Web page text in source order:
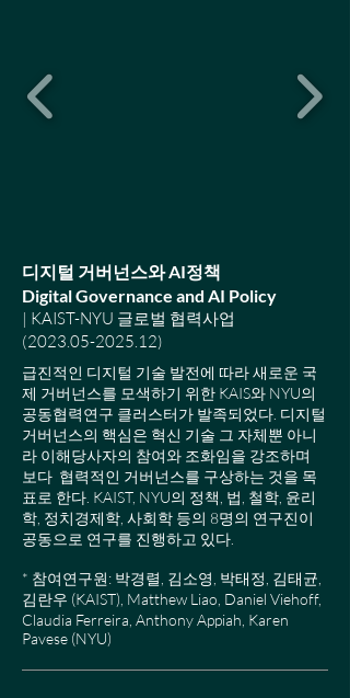
디지털 거버넌스와 AI정책
Digital Governance and AI Policy
| KAIST-NYU 글로벌 협력사업
(2023.05-2025.12)
급진적인 디지털 기술 발전에 따라 새로운 국
제 거버넌스를 모색하기 위한 KAIS와 NYU의
공동협력연구 클러스터가 발족되었다. 디지털
거버넌스의 핵심은 혁신 기술 그 자체뿐 아니
라 이해당사자의 참여와 조화임을 강조하며
보다 협력적인 거버넌스를 구상하는 것을 목
표로 한다. KAIST, NYU의 정책, 법, 철학, 윤리
학, 정치경제학, 사회학 등의 8명의 연구진이
공동으로 연구를 진행하고 있다.
* 참여연구원: 박경렬, 김소영, 박태정, 김태균,
김란우 (KAIST), Matthew Liao, Daniel Viehoff,
Claudia Ferreira, Anthony Appiah, Karen
Pavese (NYU)